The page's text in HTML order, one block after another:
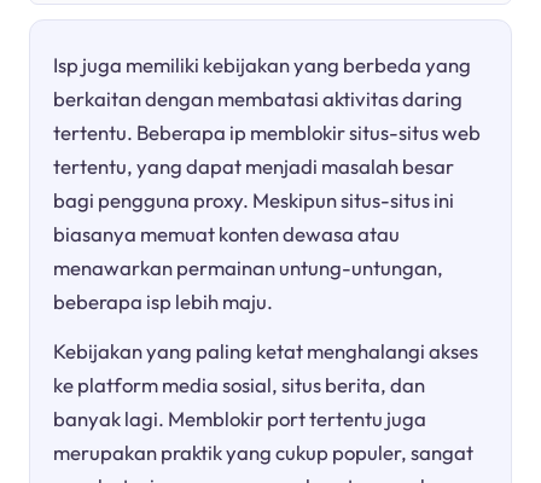
Isp juga memiliki kebijakan yang berbeda yang
berkaitan dengan membatasi aktivitas daring
tertentu. Beberapa ip memblokir situs-situs web
tertentu, yang dapat menjadi masalah besar
bagi pengguna proxy. Meskipun situs-situs ini
biasanya memuat konten dewasa atau
menawarkan permainan untung-untungan,
beberapa isp lebih maju.
Kebijakan yang paling ketat menghalangi akses
ke platform media sosial, situs berita, dan
banyak lagi. Memblokir port tertentu juga
merupakan praktik yang cukup populer, sangat